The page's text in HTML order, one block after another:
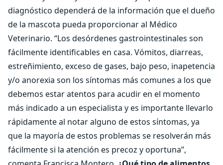
diagnóstico dependerá de la información que el dueño
de la mascota pueda proporcionar al Médico
Veterinario. “Los desórdenes gastrointestinales son
fácilmente identificables en casa. Vómitos, diarreas,
estreñimiento, exceso de gases, bajo peso, inapetencia
y/o anorexia son los síntomas más comunes a los que
debemos estar atentos para acudir en el momento
más indicado a un especialista y es importante llevarlo
rápidamente al notar alguno de estos síntomas, ya
que la mayoría de estos problemas se resolverán más
fácilmente si la atención es precoz y oportuna”,